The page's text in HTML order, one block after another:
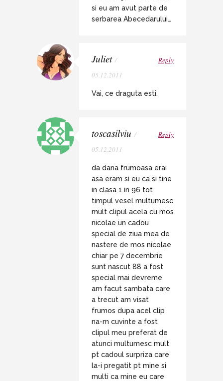
si eu am avut parte de
serbarea Abecedarului…
Juliet /
05.12.2011
Reply
Vai, ce draguta esti.
toscasilviu /
05.12.2011
Reply
da dana frumoasa erai
asa eram si eu ca si tine
in clasa 1 in 96 tot
timpul vesel multumesc
mult clipul acela cu mos
nicolae un cadou
special de ziua mea de
nastere de mos nicolae
chiar pe 7 decembrie
sunt nascut 88 a fost
special mai devreme
am facut sambata care
a trecut am visat
frumos dupa acel clip
na-m cuvinte a fost
clipul meu preferat de
atunci multumesc mult
pt cadoul surpriza care
la-i pregatit pt mine si
multi ca mine eu care